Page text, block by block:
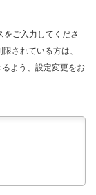
をご入力してくださ
されている方は、
よう、設定変更をお